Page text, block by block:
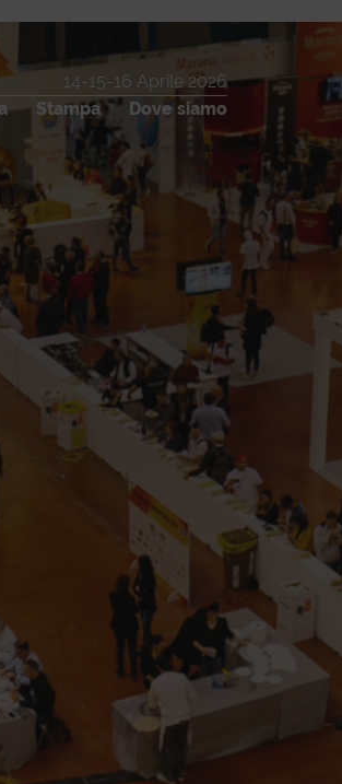
14-15-16 Aprile 2026
Stampa Dove siamo